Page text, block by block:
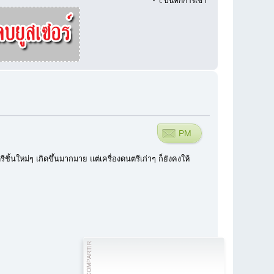
PM
นใหม่ๆ เกิดขึ้นมากมาย แต่เครื่องดนตรีเก่าๆ ก็ยังคงให้